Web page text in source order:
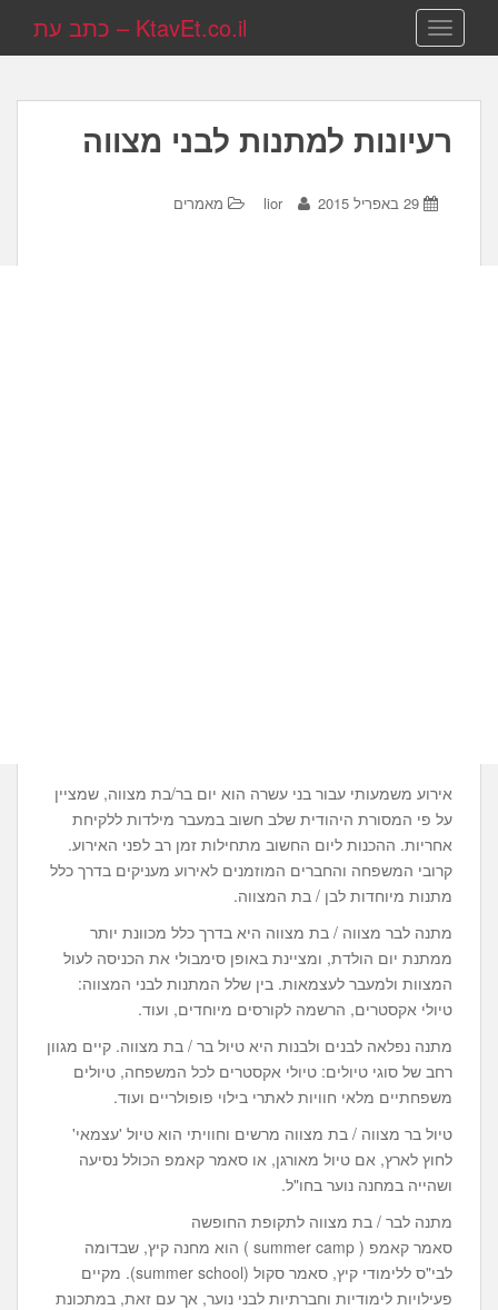
TOGGLE NAVIGATION KtavEt.co.il – כתב עת
רעיונות למתנות לבני מצווה
29 באפריל 2015 lior מאמרים
אירוע משמעותי עבור בני עשרה הוא יום בר/בת מצווה, שמציין
על פי המסורת היהודית שלב חשוב במעבר מילדות ללקיחת
אחריות. ההכנות ליום החשוב מתחילות זמן רב לפני האירוע.
קרובי המשפחה והחברים המוזמנים לאירוע מעניקים בדרך כלל
מתנות מיוחדות לבן / בת המצווה.
מתנה לבר מצווה / בת מצווה היא בדרך כלל מכוונת יותר
ממתנת יום הולדת, ומציינת באופן סימבולי את הכניסה לעול
המצוות ולמעבר לעצמאות. בין שלל המתנות לבני המצווה:
טיולי אקסטרים, הרשמה לקורסים מיוחדים, ועוד.
מתנה נפלאה לבנים ולבנות היא טיול בר / בת מצווה. קיים מגוון
רחב של סוגי טיולים: טיולי אקסטרים לכל המשפחה, טיולים
משפחתיים מלאי חוויות לאתרי בילוי פופולריים ועוד.
טיול בר מצווה / בת מצווה מרשים וחוויתי הוא טיול 'עצמאי'
לחוץ לארץ, אם טיול מאורגן, או סאמר קאמפ הכולל נסיעה
ושהייה במחנה נוער בחו"ל.
מתנה לבר / בת מצווה לתקופת החופשה
סאמר קאמפ ( summer camp ) הוא מחנה קיץ, שבדומה
לבי"ס ללימודי קיץ, סאמר סקול (summer school). מקיים
פעילויות לימודיות וחברתיות לבני נוער, אך עם זאת, במתכונת